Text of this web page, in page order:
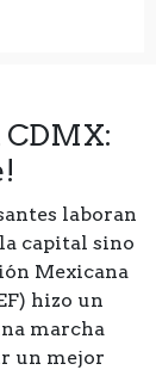
laboran
capital sino
Mexicana
hizo un
marcha
un mejor